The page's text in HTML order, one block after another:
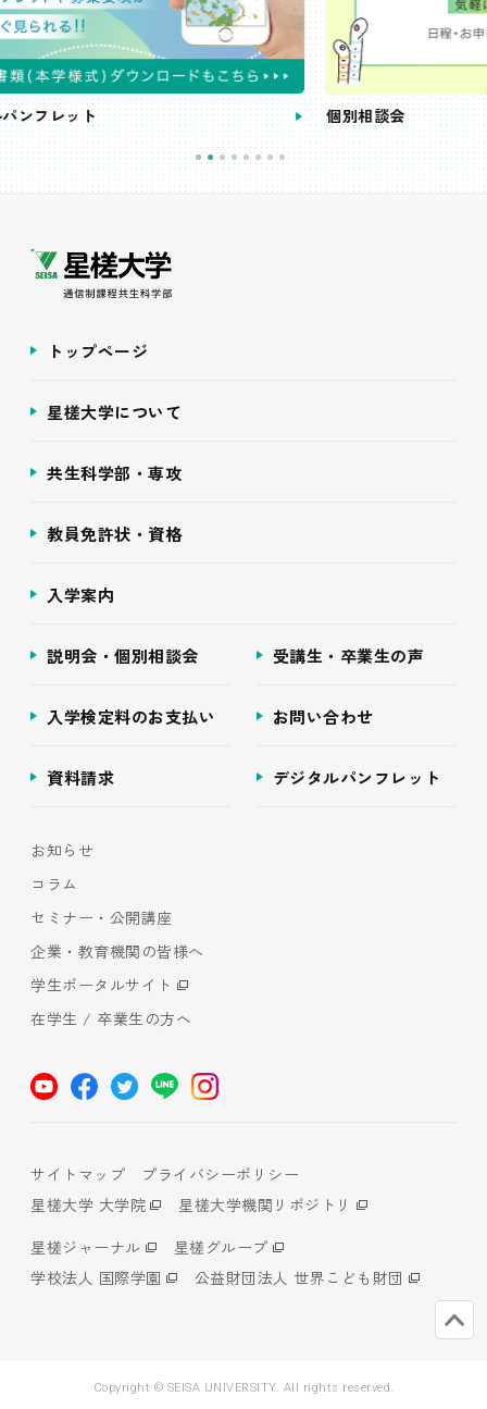
個別相談会
トップページ
星槎大学について
共生科学部・専攻
教員免許状・資格
入学案内
説明会・個別相談会 受講生・卒業生の声
入学検定料のお支払い お問い合わせ
資料請求 デジタルパンフレット
お知らせ
コラム
セミナー・公開講座
企業・教育機関の皆様へ
学生ポータルサイト
在学生 / 卒業生の方へ
サイトマップ
プライバシーポリシー
星槎大学 大学院
星槎大学機関リポジトリ
星槎ジャーナル
星槎グループ
学校法人 国際学園
公益財団法人 世界こども財団
Copyright © SEISA UNIVERSITY. All rights reserved.